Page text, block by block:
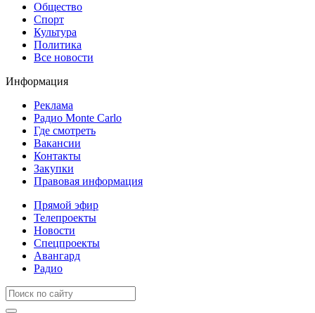
Общество
Спорт
Культура
Политика
Все новости
Информация
Реклама
Радио Monte Carlo
Где смотреть
Вакансии
Контакты
Закупки
Правовая информация
Прямой эфир
Телепроекты
Новости
Спецпроекты
Авангард
Радио